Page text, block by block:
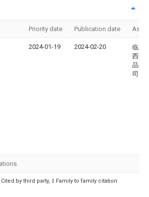
Priority date Publication date
2024-01-19 2024-02-20
临夏
西倍
品有
司
by third party, ‡ Family to family citation